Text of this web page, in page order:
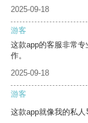
2025-09-18
游客
这款app的客服非常
作。
2025-09-18
游客
这款app就像我的私人